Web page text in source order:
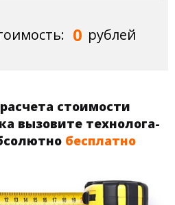
0 рублей
стоимости
вызовите технолога-
бесплатно